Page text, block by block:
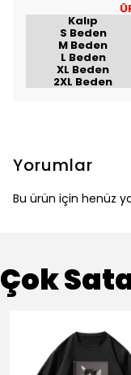
Kalıp
S Beden
M Beden
L Beden
XL Beden
2XL Beden
Yorumlar
Bu ürün için henüz
Çok